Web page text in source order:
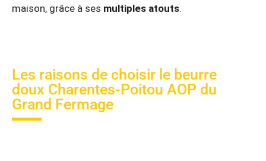
maison, grâce à ses multiples atouts.
Les raisons de choisir le beurre
doux Charentes-Poitou AOP du
Grand Fermage